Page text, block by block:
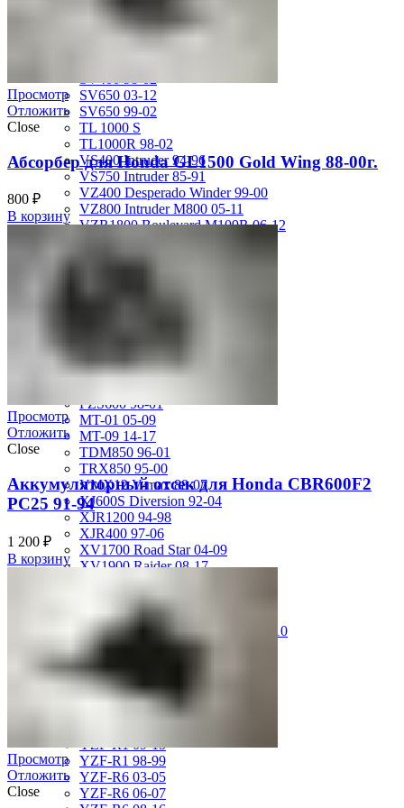
GSX-R750 08-10
GSX-R750 SRAD 96-97
SV650 03-12
SV650 99-02
TL 1000 S
TL1000R 98-02
VS400 Intruder 94-96
VS750 Intruder 85-91
VZ400 Desperado Winder 99-00
VZ800 Intruder M800 05-11
VZR1800 Boulevard M109R 06-12
FJ1200 91-93
FZR1000 91-93
FZR750 Genesis 87-90
FZS600 98-01
MT-01 05-09
MT-09 14-17
TDM850 96-01
TRX850 95-00
VMX12 V-max 88-07
XJ600S Diversion 92-04
XJR1200 94-98
XJR400 97-06
XV1700 Road Star 04-09
XV1900 Raider 08-17
XV400 Virago 87-94
XV750 Virago 85-87
XVS400 Drag Star 96-99
XVZ1300 Royal Star Venture 01-10
YZF-1000R Thunderace 96-01
YZF-R1 00-01
YZF-R1 02-03
YZF-R1 04-06
YZF-R1 07-08
YZF-R1 09-15
YZF-R1 98-99
YZF-R6 03-05
YZF-R6 06-07
Просмотр
Отложить
Close
Абсорбер для Honda GL1500 Gold Wing 88-00г.
800 ₽
В корзину
Просмотр
Отложить
Close
Аккумуляторный отсек для Honda CBR600F2
PC25 91-94
1 200 ₽
В корзину
Просмотр
Отложить
Close